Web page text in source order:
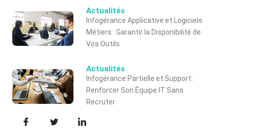
Actualités
Infogérance Applicative et Logiciels
Métiers : Garantir la Disponibilité de
Vos Outils
Actualités
Infogérance Partielle et Support :
Renforcer Son Équipe IT Sans
Recruter